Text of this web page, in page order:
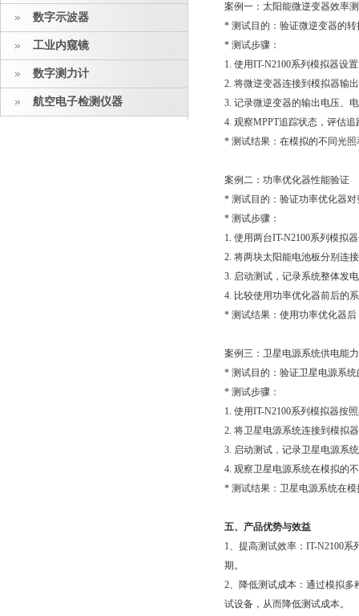
数字示波器
工业内窥镜
数字测力计
航空电子检测仪器
案例一：太阳能微逆变器效率
* 测试目的：验证微逆变器的转
* 测试步骤：
1. 使用IT-N2100系列模拟器设置
2. 将微逆变器连接到模拟器输出端
3. 记录微逆变器的输出电压、电流
4. 观察MPPT追踪状态，评估
* 测试结果：在模拟的不同光照
案例二：功率优化器性能验证
* 测试目的：验证功率优化器
* 测试步骤：
1. 使用两台IT-N2100系列模拟
2. 将两块太阳能电池板分别连接
3. 启动测试，记录系统整体发
4. 比较使用功率优化器前后的系
* 测试结果：使用功率优化器后
案例三：卫星电源系统供电能
* 测试目的：验证卫星电源系
* 测试步骤：
1. 使用IT-N2100系列模拟器按照
2. 将卫星电源系统连接到模拟器输
3. 启动测试，记录卫星电源系
4. 观察卫星电源系统在模拟的不
* 测试结果：卫星电源系统在
五、产品优势与效益
1、提高测试效率：IT-
期。
2、降低测试成本：通过
试设备，从而降低测试成本。